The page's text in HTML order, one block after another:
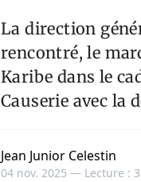
La direction
rencontré, le
Karibe dans le
Causerie avec la
Jean Junior Celestin
04 nov. 2025 — Lecture :